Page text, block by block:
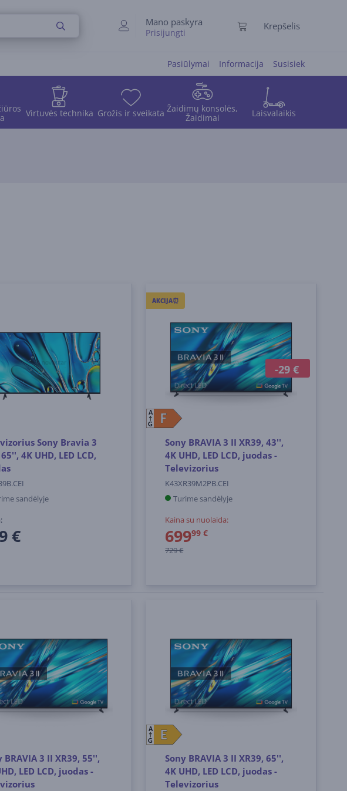
Mano paskyra
Prisijungti
Krepšelis
Pasiūlymai Informacija Susisiek
Virtuvės technika Grožis ir sveikata Žaidimų konsolės,
Žaidimai
Laisvalaikis
Sony Bravia 3
4K UHD, LED LCD,
sandėlyje
€
AKCIJA⏰
-29 €
F
F
A
G
Sony BRAVIA 3 II XR39, 43'',
4K UHD, LED LCD, juodas -
Televizorius
K43XR39M2PB.CEI
Turime sandėlyje
Kaina su nuolaida:
69999 €
729 €
BRAVIA 3 II XR39, 55'',
LED LCD, juodas -
E
E
A
G
Sony BRAVIA 3 II XR39, 65'',
4K UHD, LED LCD, juodas -
Televizorius